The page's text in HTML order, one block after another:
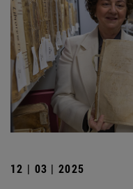
12 | 03 | 2025